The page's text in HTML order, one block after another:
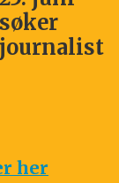
søker
journalist
her